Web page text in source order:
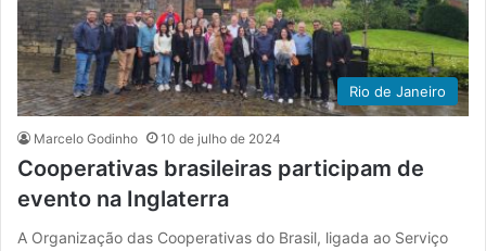
Rio de Janeiro
Marcelo Godinho 10 de julho de 2024
Cooperativas brasileiras participam de
evento na Inglaterra
A Organização das Cooperativas do Brasil, ligada ao Serviço